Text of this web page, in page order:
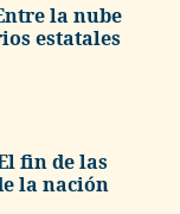
la nube
estatales
fin de las
la nación